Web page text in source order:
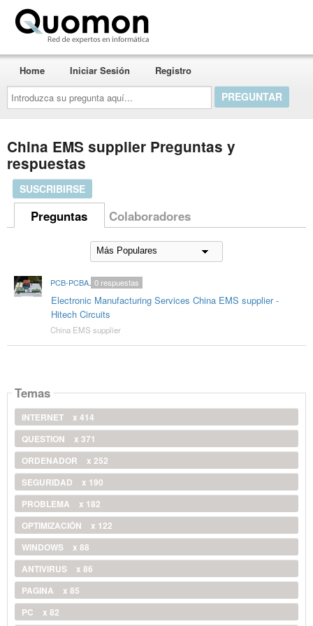
Introduzca
su
pregunta
aquí...
Home Iniciar Sesión Registro
China EMS supplier Preguntas y
respuestas
SUSCRIBIRSE
Preguntas Colaboradores
PCB-PCBA-HitechRoger
Electronic Manufacturing Services China EMS supplier -
Hitech Circuits
0respuestas
China EMS supplier
Temas
INTERNET
x 414
QUESTION
x 371
ORDENADOR
x 252
SEGURIDAD
x 190
PROBLEMA
x 182
OPTIMIZACIÓN
x 122
WINDOWS
x 88
ANTIVIRUS
x 86
PAGINA
x 85
PC
x 82